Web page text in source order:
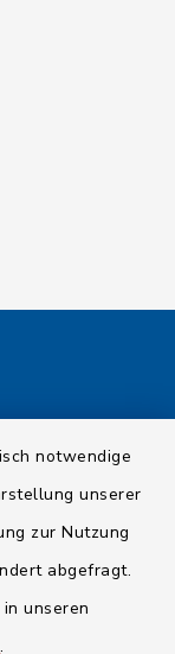
notwendige
unserer
zur Nutzung
abgefragt.
unseren
.